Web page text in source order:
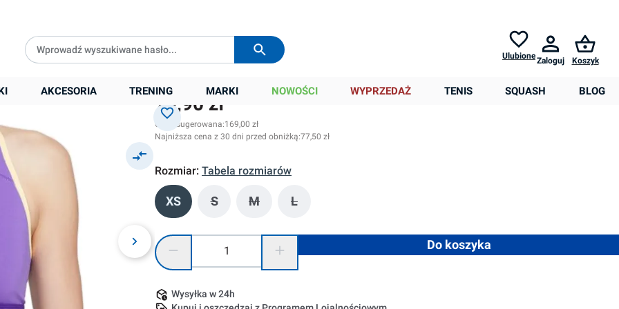
UlubioneZaloguj Koszyk
AKCESORIA TRENING MARKI NOWOŚCI WYPRZEDAŻ TENIS SQUASH BLOG
79,90 zł
Cena sugerowana:169,00 zł
Najniższa cena z 30 dni przed obniżką:77,50 zł
Rozmiar: Tabela rozmiarów
XS S(Ta opcja jest obecnie niedostępna.)
M(Ta opcja jest obecnie niedostępna.)
L(Ta opcja jest obecnie niedostępna.)
Ilość produktu: Wprowadź żądaną ilość lub użyj przycisków, aby zwiększyć lub zmniejszyć
Do koszyka
Wysyłka w 24h